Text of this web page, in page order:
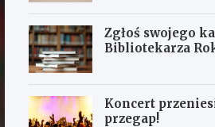
Zgłoś swojego
Bibliotekarza
Koncert
przegap!